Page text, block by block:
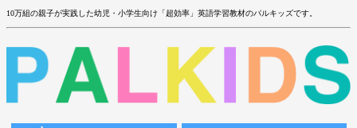
10万組の親子が実践した幼児・小学生向け「超効率」英語学習教材のパルキッズです。